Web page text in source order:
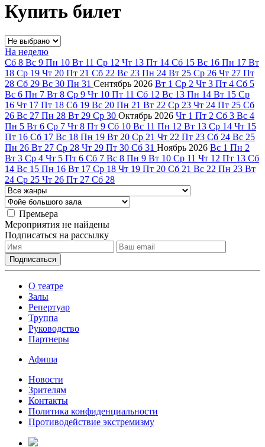
Купить билет
На неделю
Сб 8 Вс 9 Пн 10 Вт 11 Ср 12 Чт 13 Пт 14 Сб 15 Вс 16 Пн 17 Вт
18 Ср 19 Чт 20 Пт 21 Сб 22 Вс 23 Пн 24 Вт 25 Ср 26 Чт 27 Пт
28 Сб 29 Вс 30 Пн 31 Сентябрь 2026 Вт 1 Ср 2 Чт 3 Пт 4 Сб 5
Вс 6 Пн 7 Вт 8 Ср 9 Чт 10 Пт 11 Сб 12 Вс 13 Пн 14 Вт 15 Ср
16 Чт 17 Пт 18 Сб 19 Вс 20 Пн 21 Вт 22 Ср 23 Чт 24 Пт 25 Сб
26 Вс 27 Пн 28 Вт 29 Ср 30 Октябрь 2026 Чт 1 Пт 2 Сб 3 Вс 4
Пн 5 Вт 6 Ср 7 Чт 8 Пт 9 Сб 10 Вс 11 Пн 12 Вт 13 Ср 14 Чт 15
Пт 16 Сб 17 Вс 18 Пн 19 Вт 20 Ср 21 Чт 22 Пт 23 Сб 24 Вс 25
Пн 26 Вт 27 Ср 28 Чт 29 Пт 30 Сб 31 Ноябрь 2026 Вс 1 Пн 2
Вт 3 Ср 4 Чт 5 Пт 6 Сб 7 Вс 8 Пн 9 Вт 10 Ср 11 Чт 12 Пт 13 Сб
14 Вс 15 Пн 16 Вт 17 Ср 18 Чт 19 Пт 20 Сб 21 Вс 22 Пн 23 Вт
24 Ср 25 Чт 26 Пт 27 Сб 28
Премьера
Мероприятия не найдены
Подписаться на рассылку
О театре
Залы
Репертуар
Труппа
Руководство
Партнеры
Афиша
Новости
Зрителям
Контакты
Политика конфиденциальности
Противодействие экстремизму